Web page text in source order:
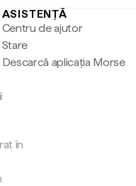
ASISTENȚĂ
Centru de ajutor
Stare
Descarcă aplicația Morse
în